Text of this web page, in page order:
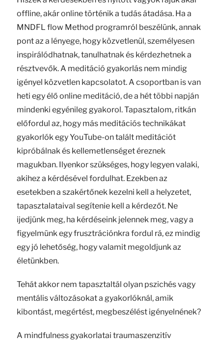
offline, akár online történik a tudás átadása. Ha a
MNDFL flow Method programról beszélünk, annak
pont az a lényege, hogy közvetlenül, személyesen
inspirálódhatnak, tanulhatnak és kérdezhetnek a
résztvevők. A meditáció gyakorlás nem mindig
igényel közvetlen kapcsolatot. A csoportban is van
heti egy élő online meditáció, de a hét többi napján
mindenki egyénileg gyakorol. Tapasztalom, ritkán
előfordul az, hogy más meditációs technikákat
gyakorlók egy YouTube-on talált meditációt
kipróbálnak és kellemetlenséget éreznek
magukban. Ilyenkor szükséges, hogy legyen valaki,
akihez a kérdésével fordulhat. Ezekben az
esetekben a szakértőnek kezelni kell a helyzetet,
tapasztalataival segítenie kell a kérdezőt. Ne
ijedjünk meg, ha kérdéseink jelennek meg, vagy a
figyelmünk egy frusztrációnkra fordul rá, ez mindig
egy jó lehetőség, hogy valamit megoldjunk az
életünkben.
Tehát akkor nem tapasztaltál olyan pszichés vagy
mentális változásokat a gyakorlóknál, amik
kibontást, megértést, megbeszélést igényelnének?
A mindfulness gyakorlatai traumaszenzitív